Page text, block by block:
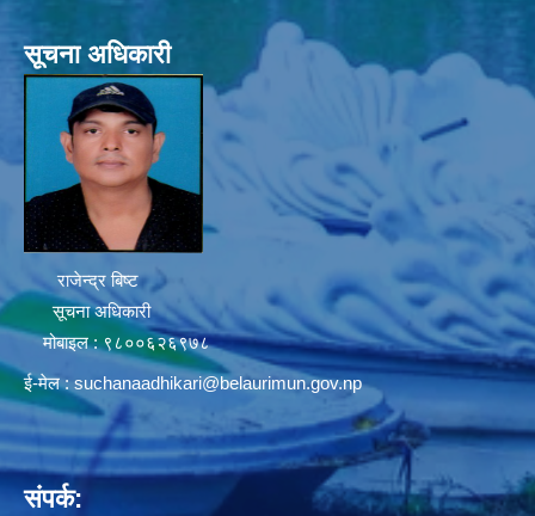
सूचना अधिकारी
राजेन्द्र बिष्ट
सूचना अधिकारी
मोबाइल : ९८००६२६९७८
ई-मेल : suchanaadhikari@belaurimun.gov.np
संपर्क: